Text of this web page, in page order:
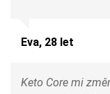
Eva, 28 let
Keto Core mi